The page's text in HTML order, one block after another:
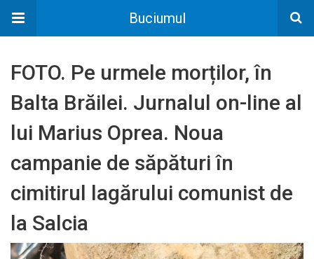
Buciumul
FOTO. Pe urmele morților, în
Balta Brăilei. Jurnalul on-line al
lui Marius Oprea. Noua
campanie de săpături în
cimitirul lagărului comunist de
la Salcia